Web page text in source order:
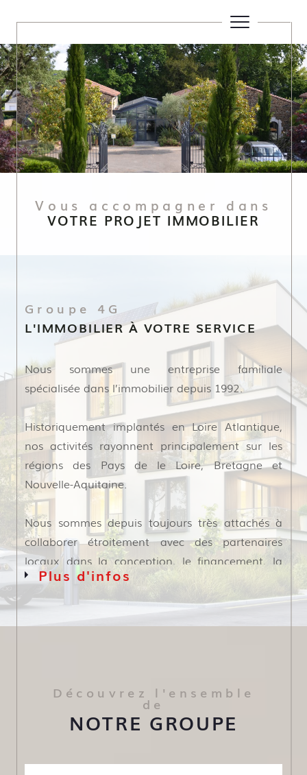
Vous accompagner dans
VOTRE PROJET IMMOBILIER
Groupe 4G
L'IMMOBILIER À VOTRE SERVICE
Nous sommes une entreprise familiale
spécialisée dans l’immobilier depuis 1992.
Historiquement implantés en Loire Atlantique,
nos activités rayonnent principalement sur les
régions des Pays de le Loire, Bretagne et
Nouvelle-Aquitaine.
Nous sommes depuis toujours très attachés à
collaborer étroitement avec des partenaires
locaux dans la conception, le financement, la
construction et le suivi de nos programmes.
Cette proximité contribue à la qualité de nos
projets et est essentielle à nos yeux.
usagers et des collectivités autant dans la
création de nouveaux lieux de vie que dans la
préservation et la valorisation de notre
Plus d'infos
Découvrez l'ensemble
de
NOTRE GROUPE